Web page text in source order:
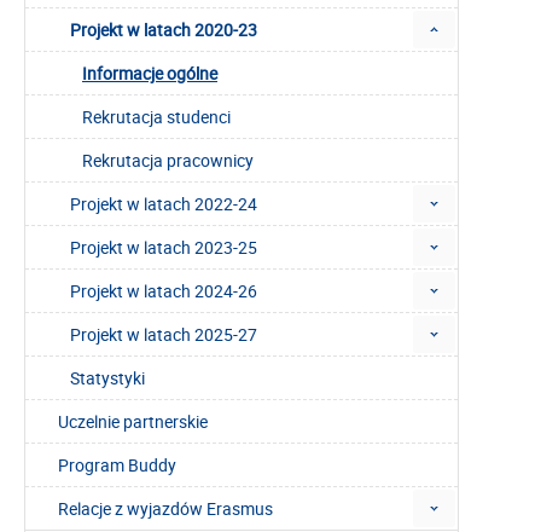
Projekt w latach 2020-23
Informacje ogólne
Rekrutacja studenci
Rekrutacja pracownicy
Projekt w latach 2022-24
Projekt w latach 2023-25
Projekt w latach 2024-26
Projekt w latach 2025-27
Statystyki
Uczelnie partnerskie
Program Buddy
Relacje z wyjazdów Erasmus